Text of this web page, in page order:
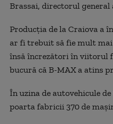
Brassai, directorul general
Producţia de la Craiova a
ar fi trebuit să fie mult
însă încrezători în viitorul
bucură căB-MAXa atins
În uzina de autovehicule
poarta fabricii 370 de